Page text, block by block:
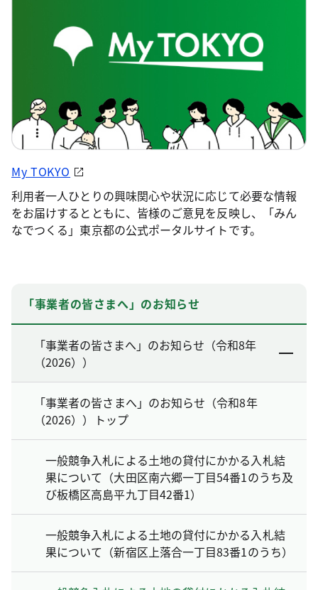
My TOKYO
利用者一人ひとりの興味関心や状況に応じて必要な情報
をお届けするとともに、皆様のご意見を反映し、「みん
なでつくる」東京都の公式ポータルサイトです。
「事業者の皆さまへ」のお知らせ
「事業者の皆さまへ」のお知らせ（令和8年
（2026））
「事業者の皆さまへ」のお知らせ（令和8年
（2026））トップ
一般競争入札による土地の貸付にかかる入札結
果について（大田区南六郷一丁目54番1のうち及
び板橋区高島平九丁目42番1）
一般競争入札による土地の貸付にかかる入札結
果について（新宿区上落合一丁目83番1のうち）